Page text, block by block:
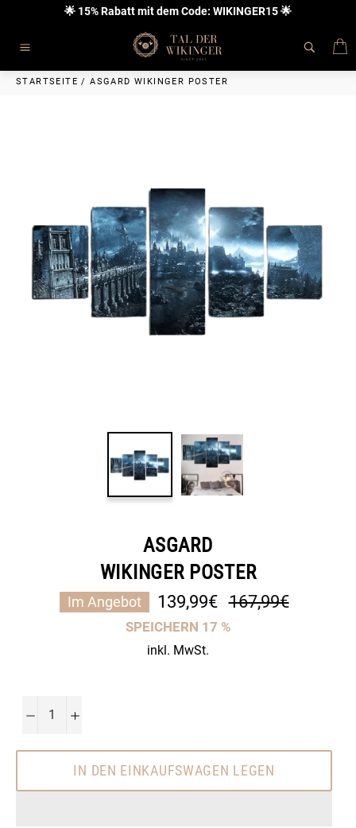
Inhalt
🌟 15% Rabatt mit dem Code: WIKINGER15 🌟
STARTSEITE /ASGARD WIKINGER POSTER
ASGARD
WIKINGER POSTER
Im Angebot 139,99€
Normaler
Preis
167,99€
SPEICHERN 17 %
inkl. MwSt.
− +
IN DEN EINKAUFSWAGEN LEGEN